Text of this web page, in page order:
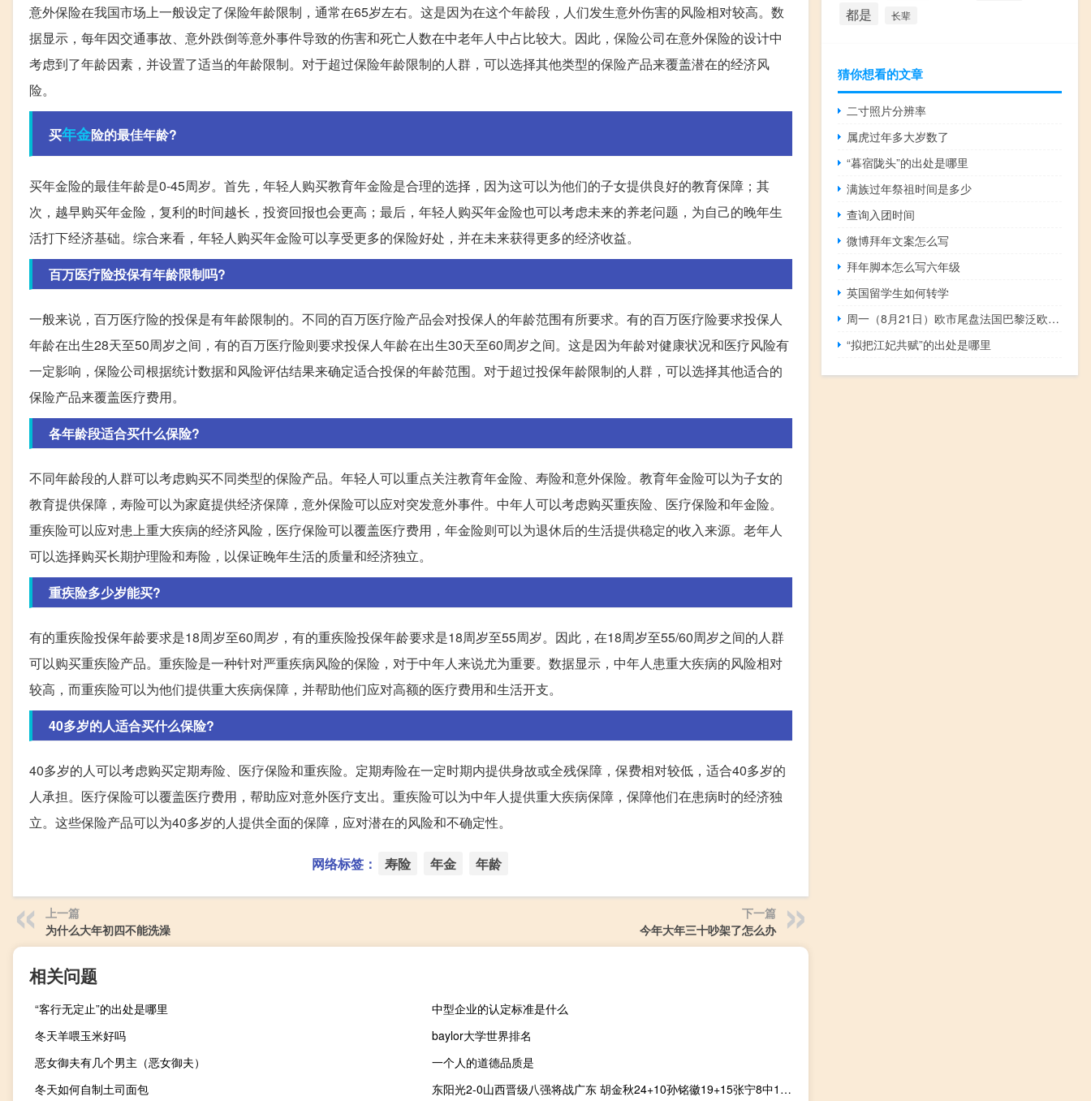
意外保险在我国市场上一般设定了保险年龄限制，通常在65岁左右。这是因为在这个年龄段，人们发生意外伤害的风险相对较高。数
据显示，每年因交通事故、意外跌倒等意外事件导致的伤害和死亡人数在中老年人中占比较大。因此，保险公司在意外保险的设计中
考虑到了年龄因素，并设置了适当的年龄限制。对于超过保险年龄限制的人群，可以选择其他类型的保险产品来覆盖潜在的经济风
险。
买年金险的最佳年龄?
买年金险的最佳年龄是0-45周岁。首先，年轻人购买教育年金险是合理的选择，因为这可以为他们的子女提供良好的教育保障；其
次，越早购买年金险，复利的时间越长，投资回报也会更高；最后，年轻人购买年金险也可以考虑未来的养老问题，为自己的晚年生
活打下经济基础。综合来看，年轻人购买年金险可以享受更多的保险好处，并在未来获得更多的经济收益。
百万医疗险投保有年龄限制吗?
一般来说，百万医疗险的投保是有年龄限制的。不同的百万医疗险产品会对投保人的年龄范围有所要求。有的百万医疗险要求投保人
年龄在出生28天至50周岁之间，有的百万医疗险则要求投保人年龄在出生30天至60周岁之间。这是因为年龄对健康状况和医疗风险有
一定影响，保险公司根据统计数据和风险评估结果来确定适合投保的年龄范围。对于超过投保年龄限制的人群，可以选择其他适合的
保险产品来覆盖医疗费用。
各年龄段适合买什么保险?
不同年龄段的人群可以考虑购买不同类型的保险产品。年轻人可以重点关注教育年金险、寿险和意外保险。教育年金险可以为子女的
教育提供保障，寿险可以为家庭提供经济保障，意外保险可以应对突发意外事件。中年人可以考虑购买重疾险、医疗保险和年金险。
重疾险可以应对患上重大疾病的经济风险，医疗保险可以覆盖医疗费用，年金险则可以为退休后的生活提供稳定的收入来源。老年人
可以选择购买长期护理险和寿险，以保证晚年生活的质量和经济独立。
重疾险多少岁能买?
有的重疾险投保年龄要求是18周岁至60周岁，有的重疾险投保年龄要求是18周岁至55周岁。因此，在18周岁至55/60周岁之间的人群
可以购买重疾险产品。重疾险是一种针对严重疾病风险的保险，对于中年人来说尤为重要。数据显示，中年人患重大疾病的风险相对
较高，而重疾险可以为他们提供重大疾病保障，并帮助他们应对高额的医疗费用和生活开支。
40多岁的人适合买什么保险?
40多岁的人可以考虑购买定期寿险、医疗保险和重疾险。定期寿险在一定时期内提供身故或全残保障，保费相对较低，适合40多岁的
人承担。医疗保险可以覆盖医疗费用，帮助应对意外医疗支出。重疾险可以为中年人提供重大疾病保障，保障他们在患病时的经济独
立。这些保险产品可以为40多岁的人提供全面的保障，应对潜在的风险和不确定性。
网络标签： 寿险 年金 年龄
上一篇
为什么大年初四不能洗澡
下一篇
今年大年三十吵架了怎么办
相关问题
“客行无定止”的出处是哪里
中型企业的认定标准是什么
冬天羊喂玉米好吗
baylor大学世界排名
恶女御夫有几个男主（恶女御夫）
一个人的道德品质是
冬天如何自制土司面包
东阳光2-0山西晋级八强将战广东 胡金秋24+10孙铭徽19+15张宁8中1广厦2-0山西晋级
都是 长辈
猜你想看的文章
二寸照片分辨率
属虎过年多大岁数了
“暮宿陇头”的出处是哪里
满族过年祭祖时间是多少
查询入团时间
微博拜年文案怎么写
拜年脚本怎么写六年级
英国留学生如何转学
周一（8月21日）欧市尾盘法国巴黎泛欧交易所（EuroNext）“制粉小麦”期货跌1.34%报239.50欧元/吨油菜籽期货跌1.05%报469.50欧元/吨
“拟把江妃共赋”的出处是哪里